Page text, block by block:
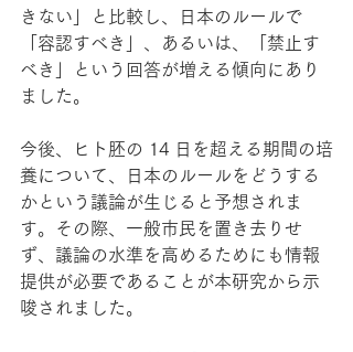
きない」と比較し、日本のルールで
「容認すべき」、あるいは、「禁止す
べき」という回答が増える傾向にあり
ました。
今後、ヒト胚の 14 日を超える期間の培
養について、日本のルールをどうする
かという議論が生じると予想されま
す。その際、一般市民を置き去りせ
ず、議論の水準を高めるためにも情報
提供が必要であることが本研究から示
唆されました。